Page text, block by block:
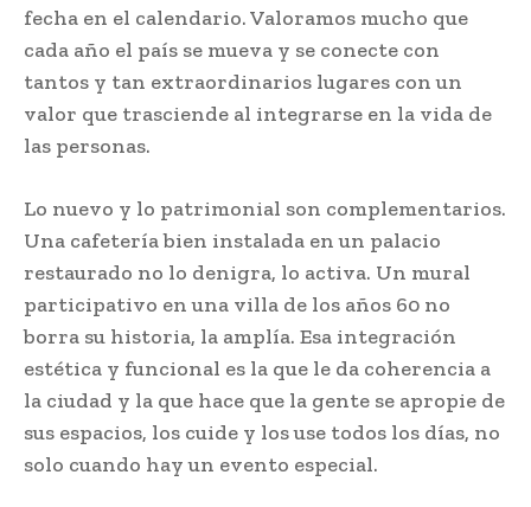
fecha en el calendario. Valoramos mucho que
cada año el país se mueva y se conecte con
tantos y tan extraordinarios lugares con un
valor que trasciende al integrarse en la vida de
las personas.
Lo nuevo y lo patrimonial son complementarios.
Una cafetería bien instalada en un palacio
restaurado no lo denigra, lo activa. Un mural
participativo en una villa de los años 60 no
borra su historia, la amplía. Esa integración
estética y funcional es la que le da coherencia a
la ciudad y la que hace que la gente se apropie de
sus espacios, los cuide y los use todos los días, no
solo cuando hay un evento especial.